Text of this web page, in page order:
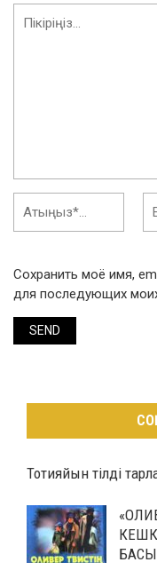
Сохранить моё имя,
для последующих
Тотияйын тілді